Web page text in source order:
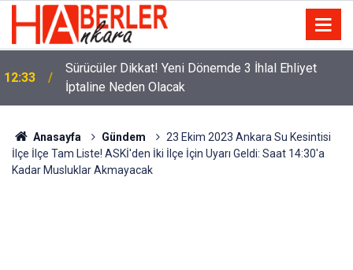
12:33
Sürücüler Dikkat! Yeni Dönemde 3 İhlal Ehliyet
İptaline Neden Olacak
Anasayfa Gündem
23 Ekim 2023 Ankara Su Kesintisi
İlçe İlçe Tam Liste! ASKİ'den İki İlçe İçin Uyarı Geldi: Saat 14:30'a
Kadar Musluklar Akmayacak